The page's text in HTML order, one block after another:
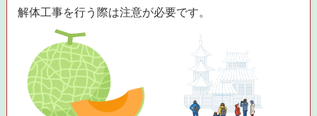
解体工事を行う際は注意が必要です。